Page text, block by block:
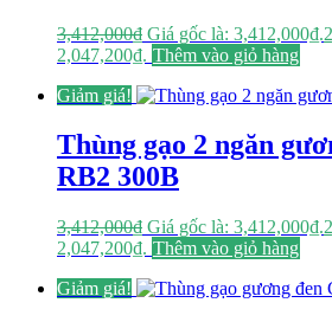
3,412,000₫ Giá gốc là: 3,412,000₫.
2,047,200₫. Thêm vào giỏ hàng
Giảm giá!
Thùng gạo 2 ngăn
RB2 300B
3,412,000₫ Giá gốc là: 3,412,000₫.
2,047,200₫. Thêm vào giỏ hàng
Giảm giá!